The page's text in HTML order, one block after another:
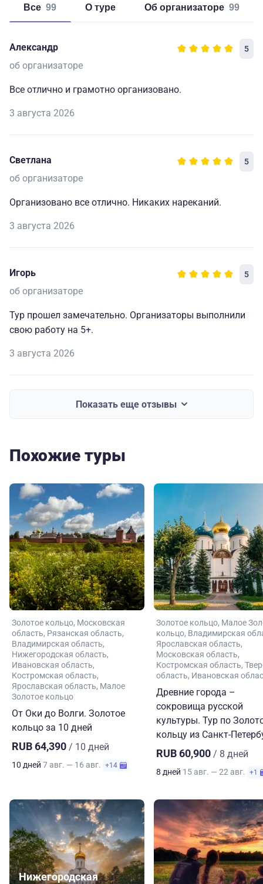
Все 99 о туре об организаторе 99
Александр 5
об организаторе
Все отлично и грамотно организовано.
3 августа 2026
Светлана 5
об организаторе
Организовано все отлично. Никаких нареканий.
3 августа 2026
Игорь 5
об организаторе
Тур прошел замечательно. Организаторы выполнили
свою работу на 5+.
3 августа 2026
Показать еще отзывы
Похожие туры
Золотое кольцо Московская
область Рязанская область
Владимирская область
Нижегородская область
Ивановская область
Костромская область
Ярославская область Малое
Золотое кольцо
От Оки до Волги. Золотое
кольцо за 10 дней
RUB 64,390 / 10 дней
10 дней 7 авг. — 16 авг. +14
Золотое кольцо Малое
кольцо Владимирская
Ярославская область
Московская область
Костромская область
область Ивановская
Древние города –
сокровища русской
культуры. Тур по
кольцу из Санкт-
RUB 60,900 / 8 дней
8 дней 15 авг. — 22 авг. +1
Нижегородская